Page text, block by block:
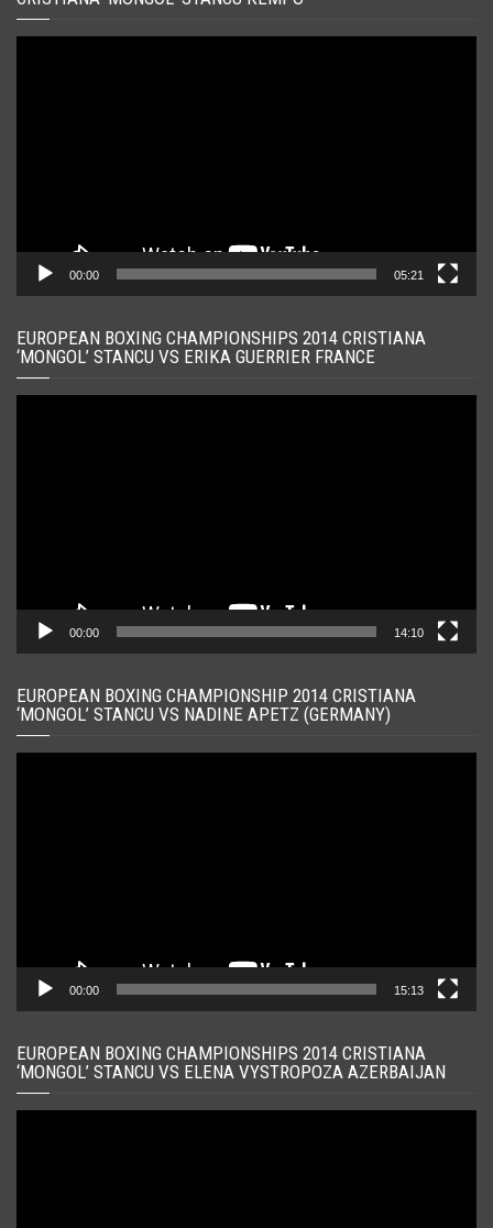
00:00 05:21
EUROPEAN BOXING CHAMPIONSHIPS 2014 CRISTIANA
‘MONGOL’ STANCU VS ERIKA GUERRIER FRANCE
00:00 14:10
EUROPEAN BOXING CHAMPIONSHIP 2014 CRISTIANA
‘MONGOL’ STANCU VS NADINE APETZ (GERMANY)
00:00 15:13
EUROPEAN BOXING CHAMPIONSHIPS 2014 CRISTIANA
‘MONGOL’ STANCU VS ELENA VYSTROPOZA AZERBAIJAN